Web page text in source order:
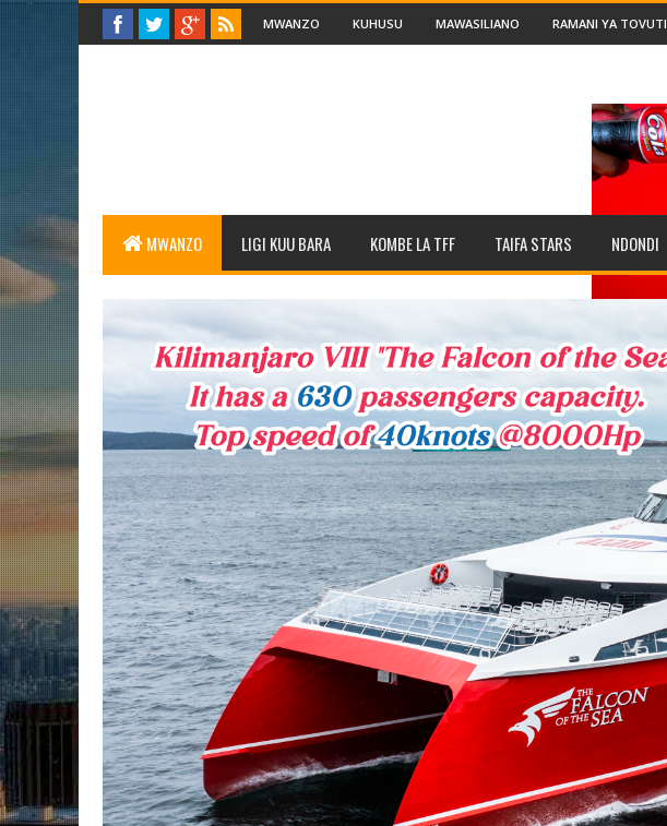
MWANZO KUHUSU MAWASILIANO RAMANI YA TOVUTI
MWANZO LIGI KUU BARA KOMBE LA TFF TAIFA STARS NDONDI